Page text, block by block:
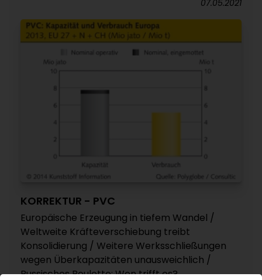
07.05.2021
KORREKTUR - PVC
Europäische Erzeugung in tiefem Wandel /
Weltweite Kräfteverschiebung treibt
Konsolidierung / Weitere Werksschließungen
wegen Überkapazitäten unausweichlich /
Russisches Roulette: Wen trifft es?